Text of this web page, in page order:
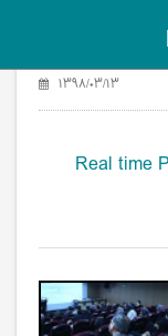
۱۳۹۸/۰۳/۱۳